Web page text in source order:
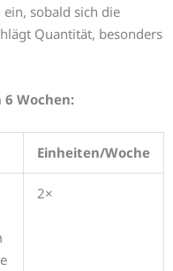
ein, sobald sich die
Quantität, besonders
Wochen:
Einheiten/Woche
2×